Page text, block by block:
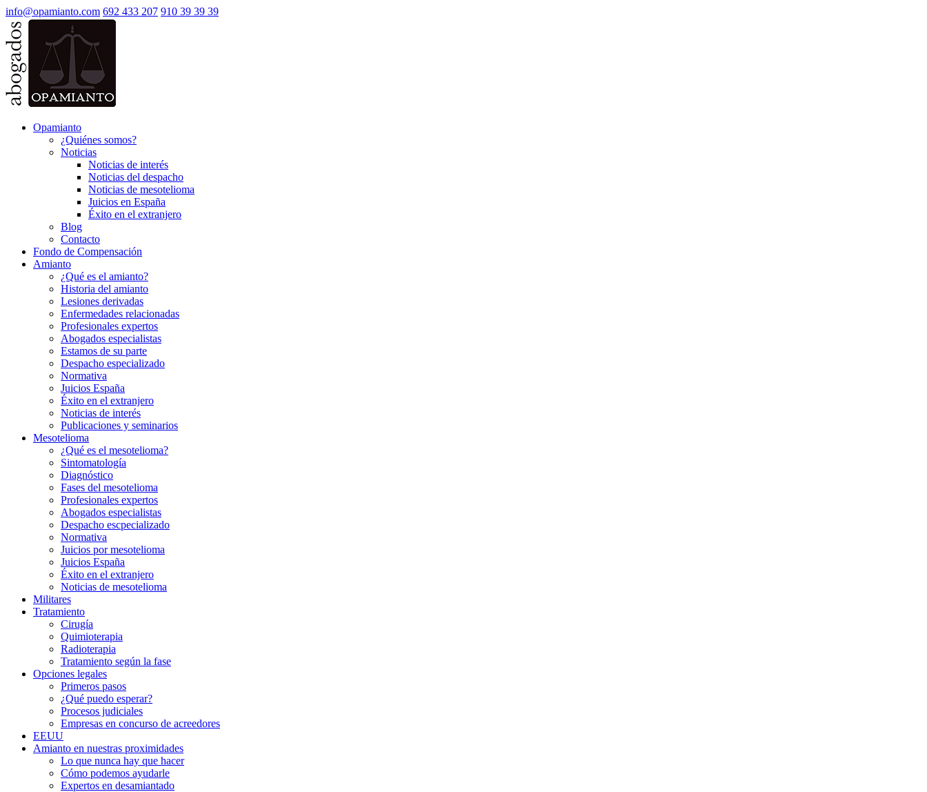
info@opamianto.com 692 433 207 910 39 39 39
Opamianto
¿Quiénes somos?
Noticias
Noticias de interés
Noticias del despacho
Noticias de mesotelioma
Juicios en España
Éxito en el extranjero
Blog
Contacto
Fondo de Compensación
Amianto
¿Qué es el amianto?
Historia del amianto
Lesiones derivadas
Enfermedades relacionadas
Profesionales expertos
Abogados especialistas
Estamos de su parte
Despacho especializado
Normativa
Juicios España
Éxito en el extranjero
Noticias de interés
Publicaciones y seminarios
Mesotelioma
¿Qué es el mesotelioma?
Sintomatología
Diagnóstico
Fases del mesotelioma
Profesionales expertos
Abogados especialistas
Despacho escpecializado
Normativa
Juicios por mesotelioma
Juicios España
Éxito en el extranjero
Noticias de mesotelioma
Militares
Tratamiento
Cirugía
Quimioterapia
Radioterapia
Tratamiento según la fase
Opciones legales
Primeros pasos
¿Qué puedo esperar?
Procesos judiciales
Empresas en concurso de acreedores
EEUU
Amianto en nuestras proximidades
Lo que nunca hay que hacer
Cómo podemos ayudarle
Expertos en desamiantado